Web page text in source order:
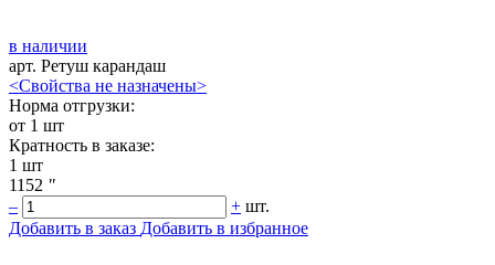
в наличии
арт. Ретуш карандаш
<Свойства не назначены>
Норма отгрузки:
от 1 шт
Кратность в заказе:
1 шт
1152 "
–
+ шт.
Добавить в заказ Добавить в избранное